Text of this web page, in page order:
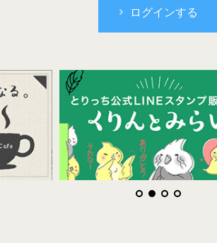
ログインする